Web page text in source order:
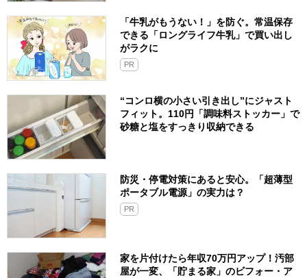
「牛乳がもうない！」を防ぐ。常温保存
できる「ロングライフ牛乳」で買い出し
がラクに
PR
“コンロ横の小さい引き出し”にジャスト
フィット。110円「調味料ストッカー」で
砂糖と塩をすっきり収納できる
防災・停電対策にあると安心。「超薄型
ポータブル電源」の実力は？​
PR
家を片付けたら年収70万円アップ！汚部
屋が一変、「貯まる家」のビフォー・ア